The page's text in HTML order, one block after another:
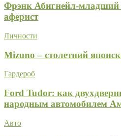
Фрэнк Абигнейл-младший
аферист
Личности
Mizuno – столетний
Гардероб
Ford Tudor: как
народным автомобилем
Авто